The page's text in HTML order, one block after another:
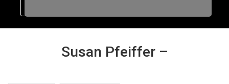
Susan Pfeiffer –